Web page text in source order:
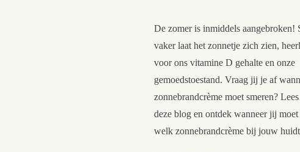
De zomer is inmiddels aangebroken!
vaker laat het zonnetje zich zien,
voor ons vitamine D gehalte en onze
gemoedstoestand. Vraag jij je af
zonnebrandcrème moet smeren?
deze blog en ontdek wanneer jij moet
welk zonnebrandcrème bij jouw